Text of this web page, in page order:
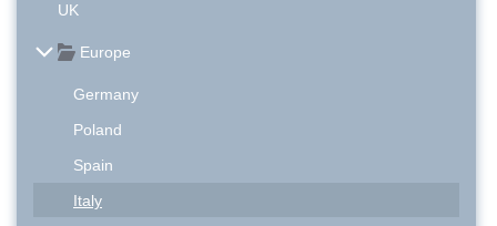
UK
Europe
Germany
Poland
Spain
Italy